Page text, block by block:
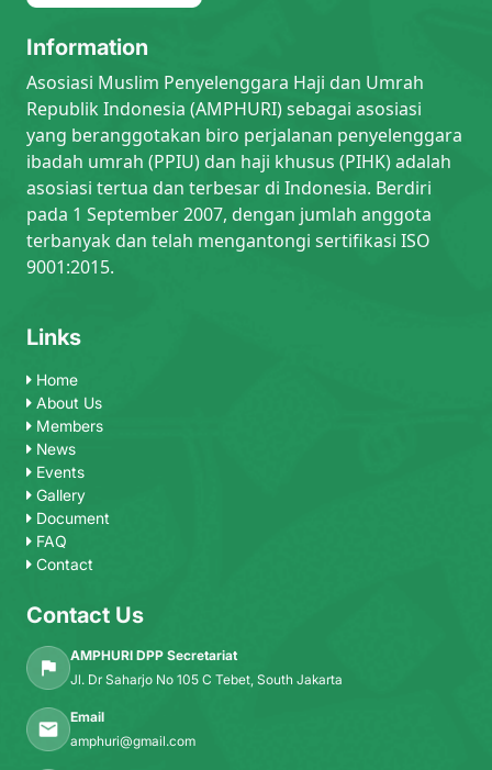
Information
Asosiasi Muslim Penyelenggara Haji dan Umrah
Republik Indonesia (AMPHURI) sebagai asosiasi
yang beranggotakan biro perjalanan penyelenggara
ibadah umrah (PPIU) dan haji khusus (PIHK) adalah
asosiasi tertua dan terbesar di Indonesia. Berdiri
pada 1 September 2007, dengan jumlah anggota
terbanyak dan telah mengantongi sertifikasi ISO
9001:2015.
Links
Home
About Us
Members
News
Events
Gallery
Document
FAQ
Contact
Contact Us
AMPHURI DPP Secretariat
Jl. Dr Saharjo No 105 C Tebet, South Jakarta
Email
amphuri@gmail.com